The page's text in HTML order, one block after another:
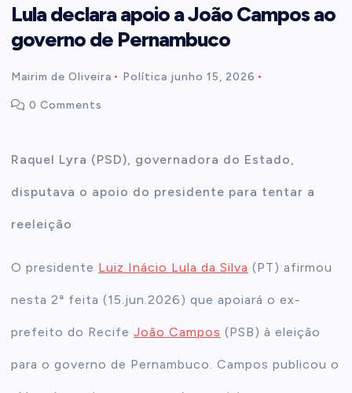
Lula declara apoio a João Campos ao
governo de Pernambuco
Mairim de Oliveira Política junho 15, 2026
0 Comments
Raquel Lyra (PSD), governadora do Estado,
disputava o apoio do presidente para tentar a
reeleição
O presidente Luiz Inácio Lula da Silva (PT) afirmou
nesta 2ª feita (15.jun.2026) que apoiará o ex-
prefeito do RecifeJoão Campos (PSB) à eleição
para o governo de Pernambuco. Campos publicou o